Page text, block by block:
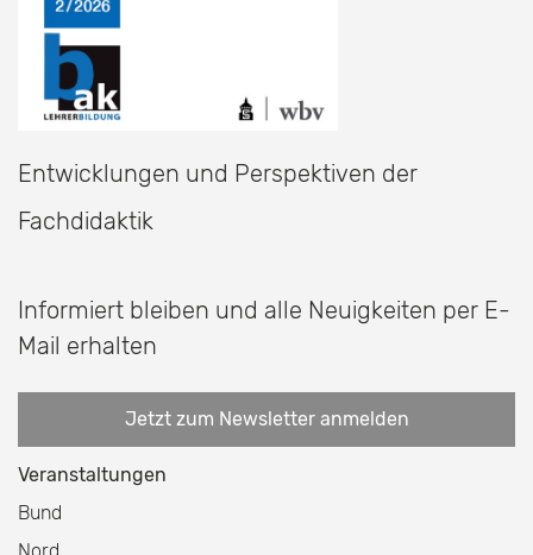
Entwicklungen und Perspektiven der
Fachdidaktik
Informiert bleiben und alle Neuigkeiten per E-
Mail erhalten
Jetzt zum Newsletter anmelden
Veranstaltungen
Bund
Nord